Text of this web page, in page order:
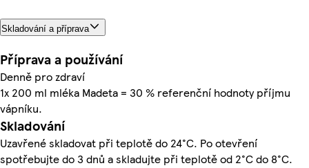
Skladování a příprava
Příprava a používání
Denně pro zdraví
1x 200 ml mléka Madeta = 30 % referenční hodnoty příjmu
vápníku.
Skladování
Uzavřené skladovat při teplotě do 24°C. Po otevření
spotřebujte do 3 dnů a skladujte při teplotě od 2°C do 8°C.